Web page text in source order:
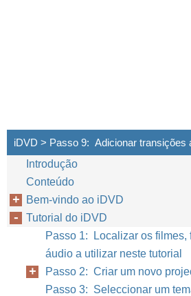
iDVD > Passo 9: Adicionar transições
Introdução
Conteúdo
Bem-vindo ao iDVD
Tutorial do iDVD
Passo 1: Localizar os filmes,
áudio a utilizar neste tutorial
Passo 2: Criar um novo
Passo 3: Seleccionar um